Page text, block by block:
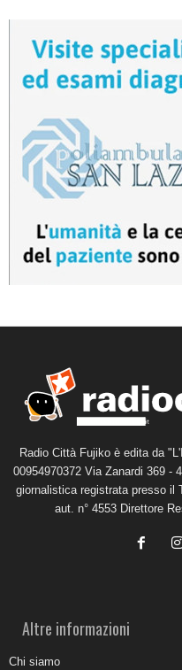
Radio Città Fujiko è edita da
00954970372 Via Zanardi 369 -
giornalistica registrata presso il
aut. n° 4553 Direttore
Altre informazioni
Chi siamo